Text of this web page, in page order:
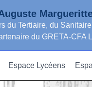
du Tertiaire, du
du GRETA-CFA
Espace Lycéens